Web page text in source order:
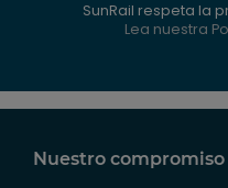
SunRail respeta la
Lea nuestra
Nuestro